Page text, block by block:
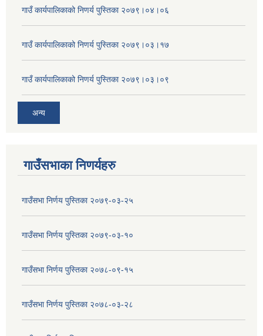
गाउँ कार्यपालिकाको निणर्य पुस्तिका २०७९।०४।०६
गाउँ कार्यपालिकाको निणर्य पुस्तिका २०७९।०३।१७
गाउँ कार्यपालिकाको निणर्य पुस्तिका २०७९।०३।०९
अन्य
गाउँसभाका निणर्यहरु
गाउँसभा निर्णय पुस्तिका २०७९-०३-२५
गाउँसभा निर्णय पुस्तिका २०७९-०३-१०
गाउँसभा निर्णय पुस्तिका २०७८-०९-१५
गाउँसभा निर्णय पुस्तिका २०७८-०३-२८